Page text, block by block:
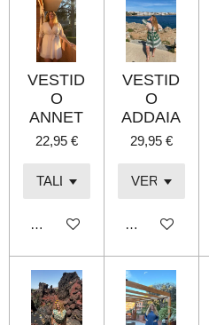
VESTID
O
ANNET
22,95 €
Añadir al carrito
VESTID
O
ADDAIA
29,95 €
Añadir al carrito